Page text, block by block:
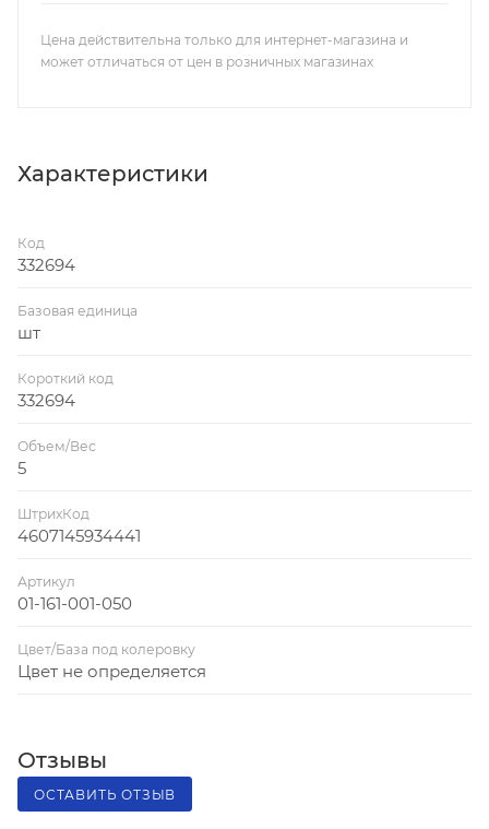
Цена действительна только для интернет-магазина и
может отличаться от цен в розничных магазинах
Характеристики
Код
332694
Базовая единица
шт
Короткий код
332694
Объем/Вес
5
ШтрихКод
4607145934441
Артикул
01-161-001-050
Цвет/База под колеровку
Цвет не определяется
Отзывы
ОСТАВИТЬ ОТЗЫВ